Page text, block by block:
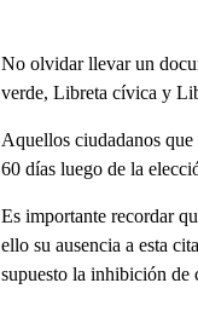
No olvidar llevar un
verde, Libreta cívica y
Aquellos ciudadanos
60 días luego de la
Es importante recordar
ello su ausencia a esta
supuesto la inhibición de